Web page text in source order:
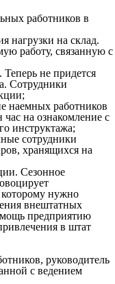
работников в
нагрузки на склад.
работу, связанную с
не придется
Сотрудники
наемных работников
час на ознакомление с
инструктажа;
сотрудники
хранящихся на
Сезонное
которому нужно
внештатных
предприятию
в штат
руководитель
с ведением